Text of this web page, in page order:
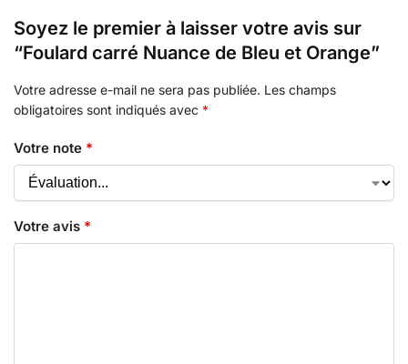
Soyez le premier à laisser votre avis sur
“Foulard carré Nuance de Bleu et Orange”
Votre adresse e-mail ne sera pas publiée. Les champs
obligatoires sont indiqués avec *
Votre note *
Votre avis *